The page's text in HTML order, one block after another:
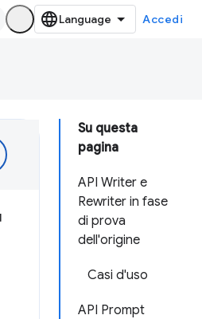
Accedi
Su questa
pagina
API Writer e
Rewriter in fase
di prova
dell'origine
Casi d'uso
API Prompt